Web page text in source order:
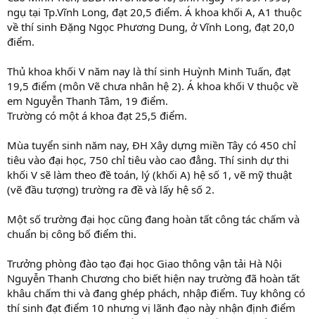
ngụ tại Tp.Vĩnh Long, đạt 20,5 điểm. Á khoa khối A, A1 thuộc
về thí sinh Đặng Ngọc Phương Dung, ở Vĩnh Long, đạt 20,0
điểm.
Thủ khoa khối V năm nay là thí sinh Huỳnh Minh Tuấn, đạt
19,5 điểm (môn Vẽ chưa nhân hệ 2). Á khoa khối V thuộc về
em Nguyễn Thanh Tâm, 19 điểm.
Trường có một á khoa đạt 25,5 điểm.
Mùa tuyển sinh năm nay, ĐH Xây dựng miền Tây có 450 chỉ
tiêu vào đại học, 750 chỉ tiêu vào cao đẳng. Thí sinh dự thi
khối V sẽ làm theo đề toán, lý (khối A) hệ số 1, vẽ mỹ thuật
(vẽ đầu tượng) trường ra đề và lấy hệ số 2.
Một số trường đại học cũng đang hoàn tất công tác chấm và
chuẩn bị công bố điểm thi.
Trưởng phòng đào tạo đại học Giao thông vận tải Hà Nội
Nguyễn Thanh Chương cho biết hiện nay trường đã hoàn tất
khâu chấm thi và đang ghép phách, nhập điểm. Tuy không có
thí sinh đạt điểm 10 nhưng vị lãnh đạo này nhận định điểm